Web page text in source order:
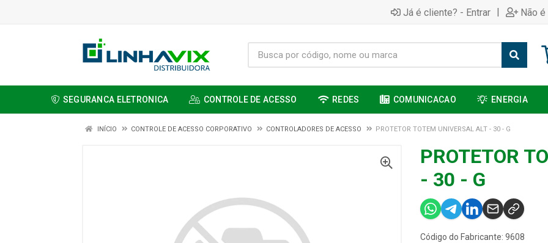
Já é cliente? - Entrar | Não
SEGURANCA ELETRONICA CONTROLE DE ACESSO REDES COMUNICACAO ENERGIA
INÍCIO CONTROLE DE ACESSO CORPORATIVO CONTROLADORES DE ACESSO PROTETOR TOTEM UNIVERSAL ALT - 30 - G
PROTETOR
- 30 - G
Código do Fabricante: 9608